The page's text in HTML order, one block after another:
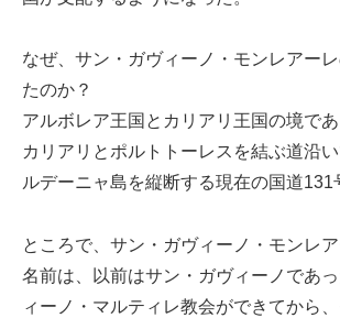
なぜ、サン・ガヴィーノ・モンレアー
たのか？
アルボレア王国とカリアリ王国の境であ
カリアリとポルトトーレスを結ぶ道沿
ルデーニャ島を縦断する現在の国道131
ところで、サン・ガヴィーノ・モンレ
名前は、以前はサン・ガヴィーノであ
ィーノ・マルティレ教会ができてから